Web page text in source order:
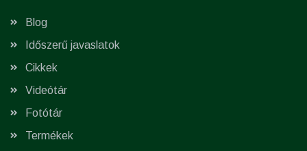
Blog
Időszerű javaslatok
Cikkek
Videótár
Fotótár
Termékek